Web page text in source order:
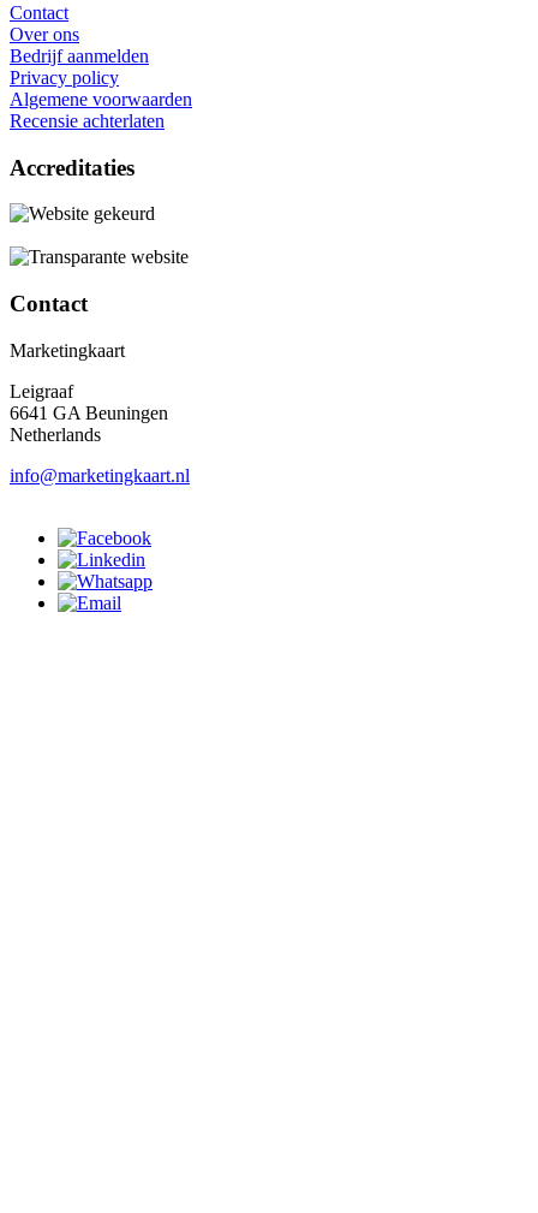
Contact
Over ons
Bedrijf aanmelden
Privacy policy
Algemene voorwaarden
Recensie achterlaten
Accreditaties
Contact
Marketingkaart
Leigraaf
6641 GA Beuningen
Netherlands
info@marketingkaart.nl